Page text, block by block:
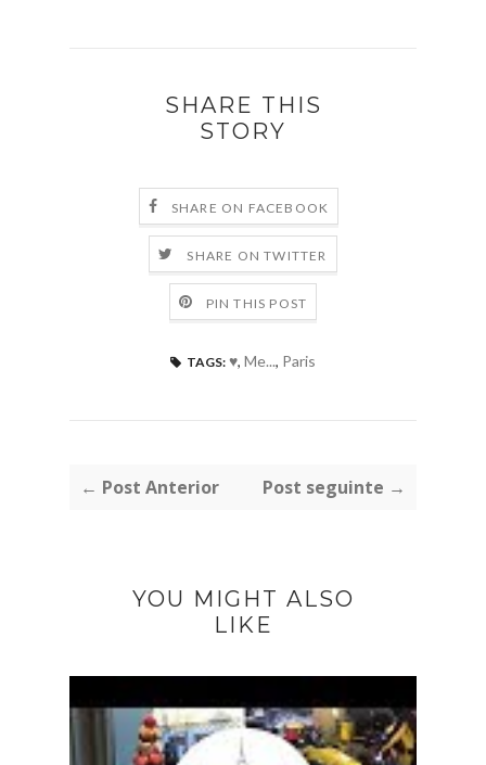
SHARE THIS
STORY
SHARE ON FACEBOOK
SHARE ON TWITTER
PIN THIS POST
TAGS: ♥, Me..., Paris
← Post Anterior Post seguinte →
YOU MIGHT ALSO
LIKE